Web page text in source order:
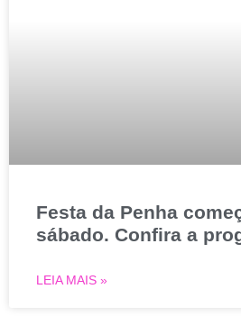
Festa da Penha
sábado. Confira a
LEIA MAIS »